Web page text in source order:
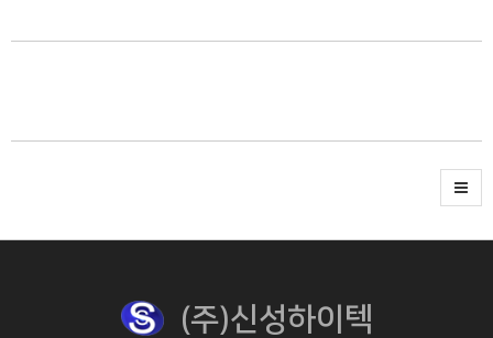
(주)신성하이텍